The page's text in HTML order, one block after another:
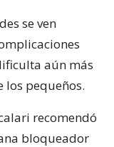
se ven
aún más
los pequeños.
recomendó
bloqueador